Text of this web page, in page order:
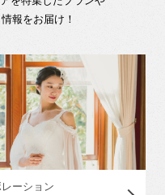
報をお届け！
ーション